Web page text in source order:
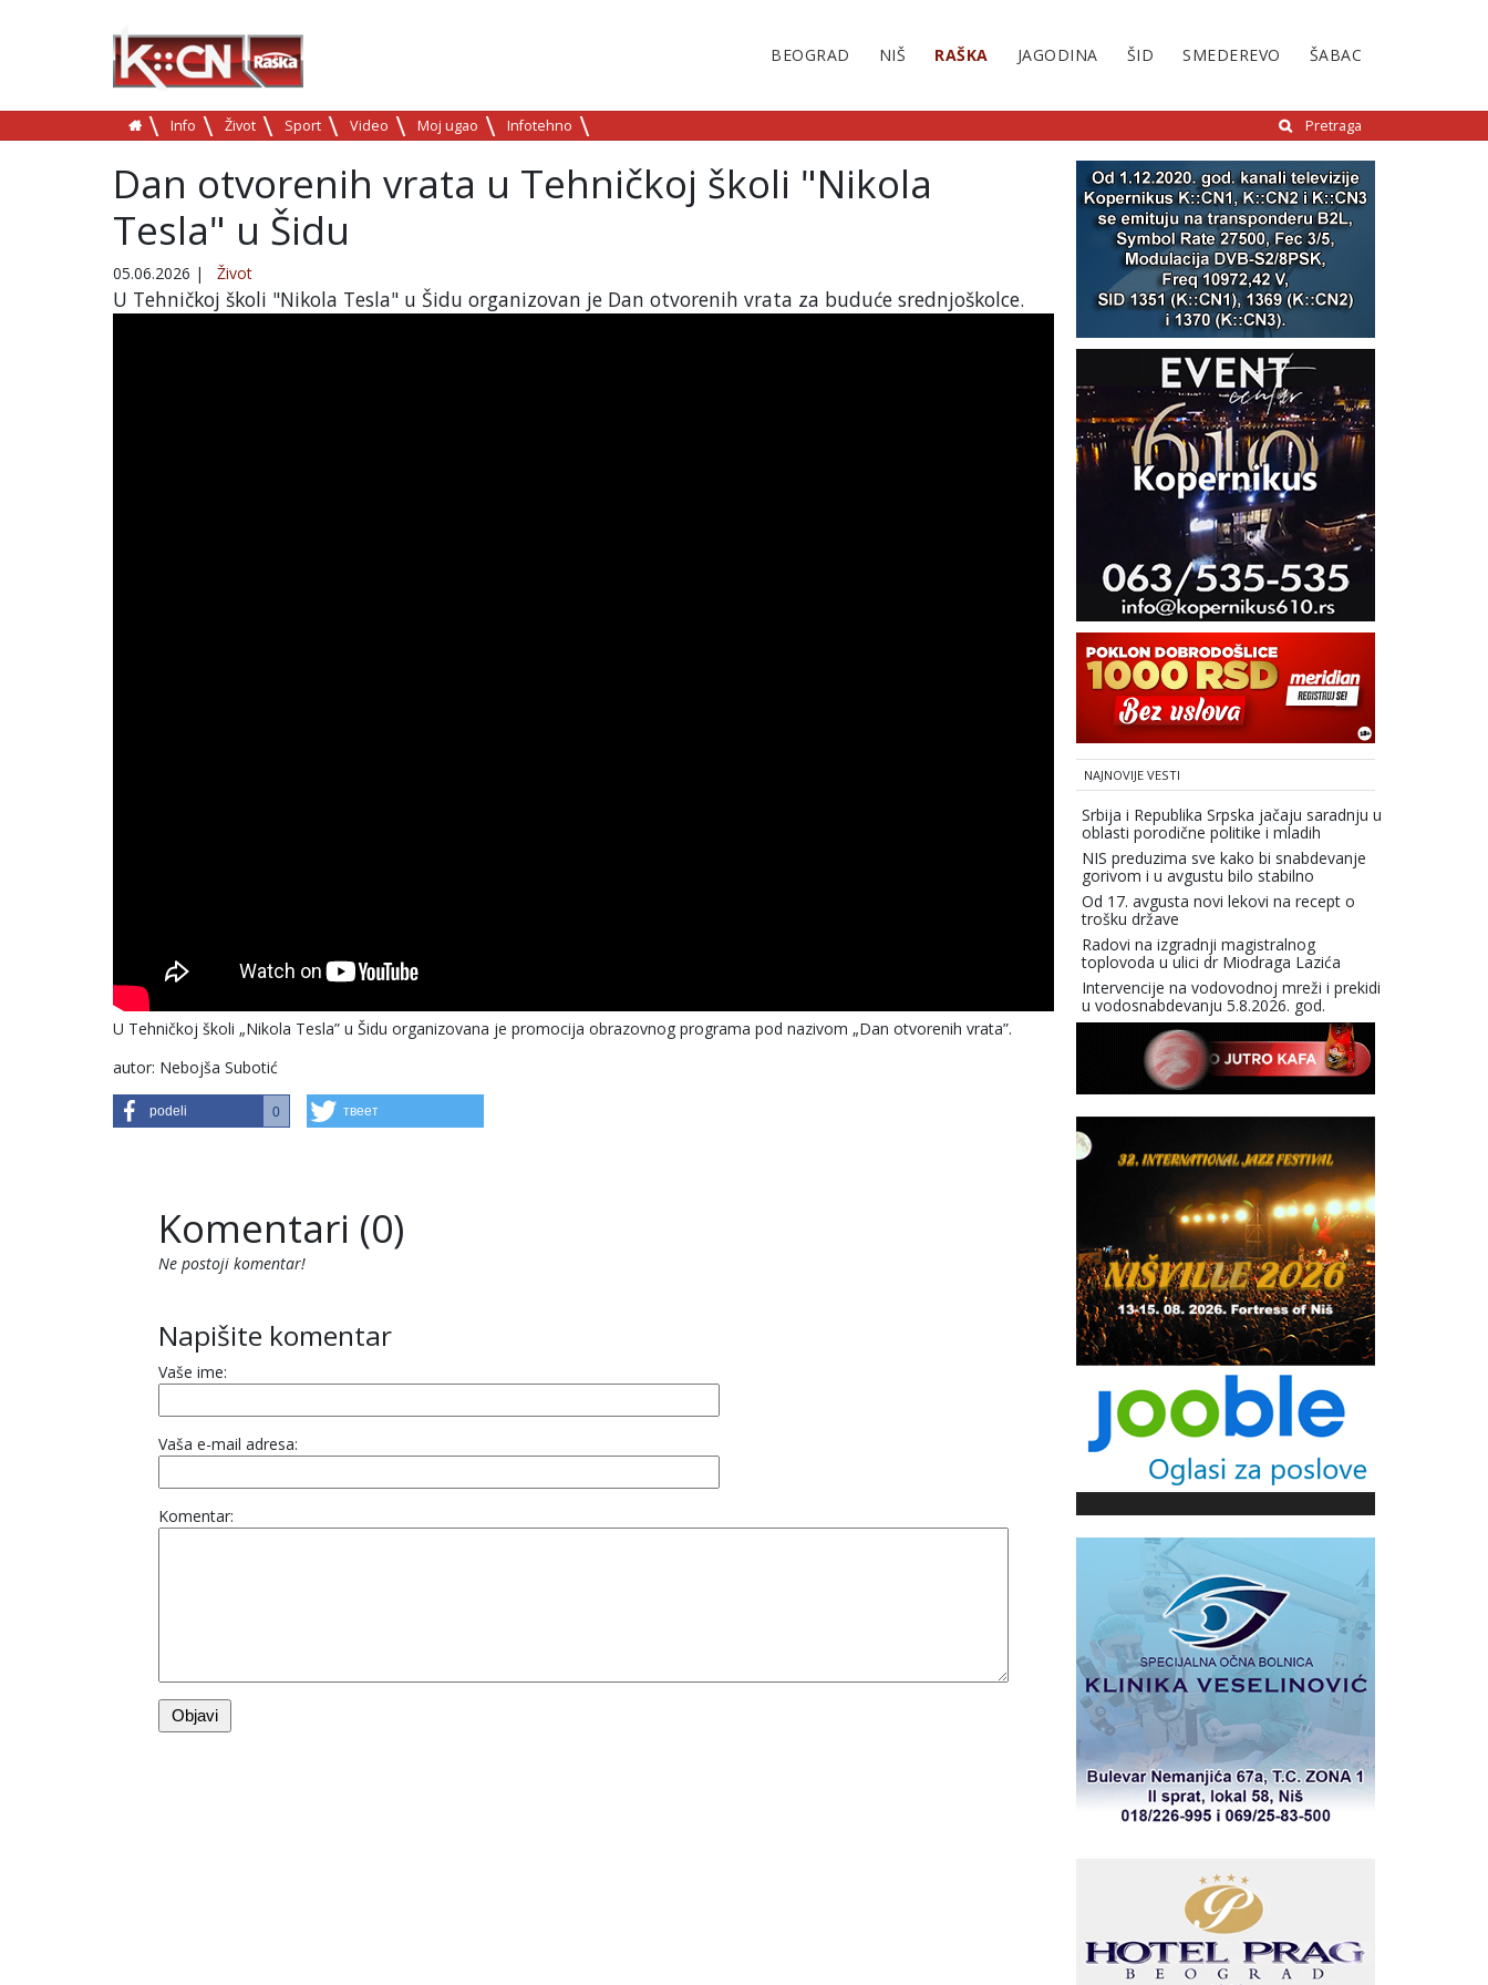
BEOGRAD NIŠ RAŠKA JAGODINA ŠID SMEDEREVO ŠABAC
Info Život Sport Video Moj ugao Infotehno Pretraga
Dan otvorenih vrata u Tehničkoj školi "Nikola
Tesla" u Šidu
05.06.2026 | Život
U Tehničkoj školi "Nikola Tesla" u Šidu organizovan je Dan otvorenih vrata za buduće srednjoškolce.
U Tehničkoj školi „Nikola Tesla” u Šidu organizovana je promocija obrazovnog programa pod nazivom „Dan otvorenih vrata”.
autor: Nebojša Subotić
podeli 0 твеет
Komentari (0)
Ne postoji komentar!
Napišite komentar
Vaše ime:
Vaša e-mail adresa:
Komentar:
NAJNOVIJE VESTI
Srbija i Republika Srpska jačaju saradnju u
oblasti porodične politike i mladih
NIS preduzima sve kako bi snabdevanje
gorivom i u avgustu bilo stabilno
Od 17. avgusta novi lekovi na recept o
trošku države
Radovi na izgradnji magistralnog
toplovoda u ulici dr Miodraga Lazića
Intervencije na vodovodnoj mreži i prekidi
u vodosnabdevanju 5.8.2026. god.